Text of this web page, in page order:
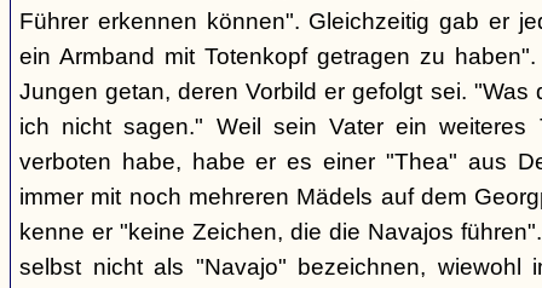
Führer erkennen können". Gleichzeitig gab er
ein Armband mit Totenkopf getragen zu
Jungen getan, deren Vorbild er gefolgt sei. "Was
ich nicht sagen." Weil sein Vater ein weiteres
verboten habe, habe er es einer "Thea" aus
immer mit noch mehreren Mädels auf dem
kenne er "keine Zeichen, die die Navajos
selbst nicht als "Navajo" bezeichnen, wiewohl